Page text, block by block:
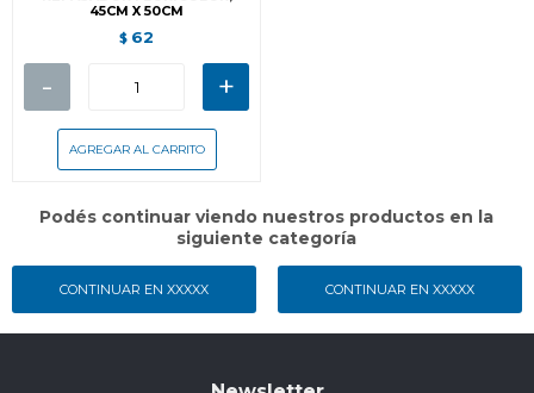
45CM X 50CM
$ 62
- +
CONTINUAR EN XXXXX
Podés continuar viendo nuestros productos en la
siguiente categoría
CONTINUAR EN XXXXX